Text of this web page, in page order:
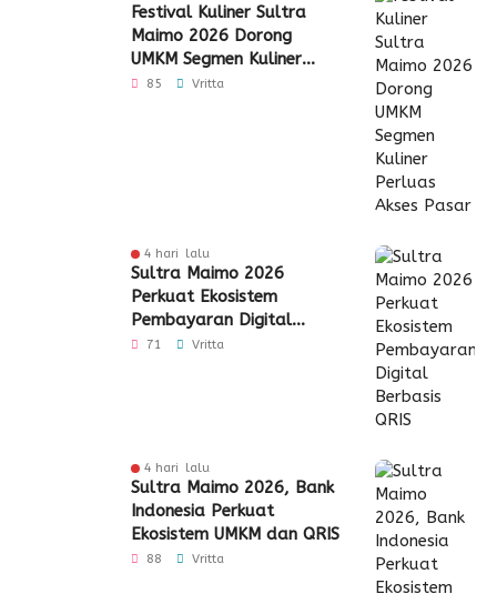
Festival Kuliner Sultra
Maimo 2026 Dorong
UMKM Segmen Kuliner
Perluas Akses Pasar
85 Vritta
4 hari lalu
Sultra Maimo 2026
Perkuat Ekosistem
Pembayaran Digital
Berbasis QRIS
71 Vritta
4 hari lalu
Sultra Maimo 2026, Bank
Indonesia Perkuat
Ekosistem UMKM dan QRIS
88 Vritta